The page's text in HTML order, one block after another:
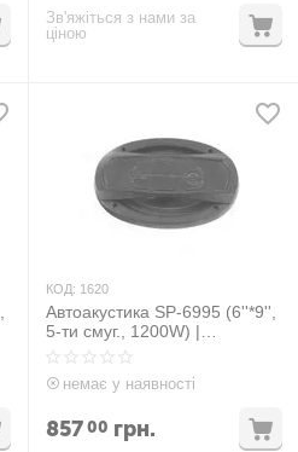
Зв'яжіться з нами за
ціною
КОД: 1620
Автоакустика SP-6995 (6''*9'',
5-ти смуг., 1200W) |
автомобільна акустика
колонки
немає у наявності
85700 грн.